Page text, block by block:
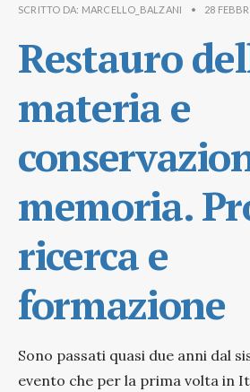
SCRITTO DA: MARCELLO_BALZANI • 28
Restauro
materia e
memoria.
ricerca e
formazione
Sono passati quasi due anni dal
evento che per la prima volta in